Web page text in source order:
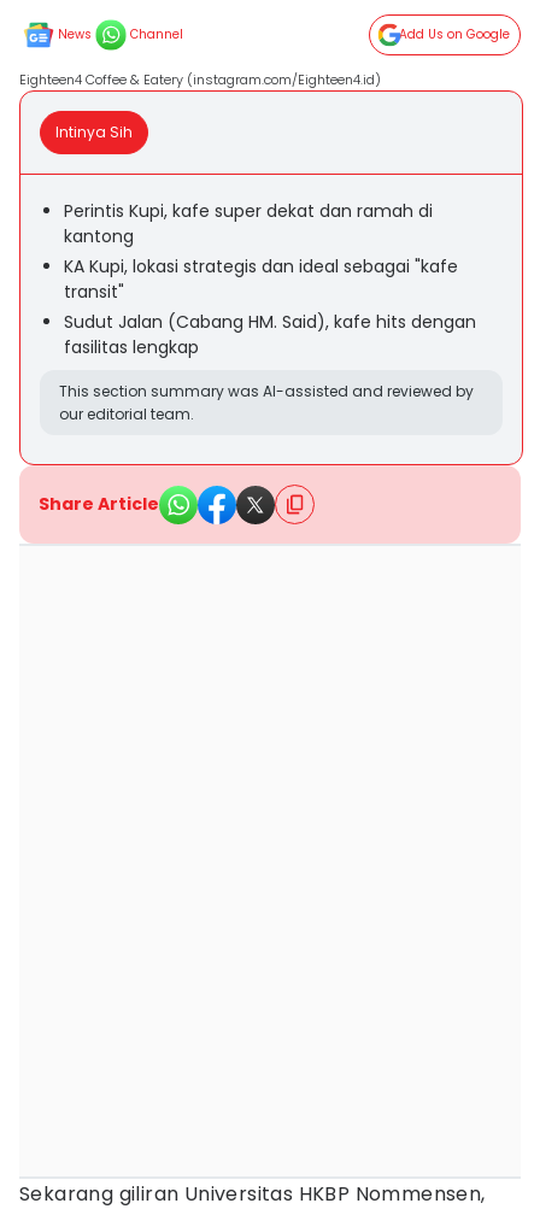
News Channel Add Us on Google
Eighteen4 Coffee & Eatery (instagram.com/Eighteen4.id)
Intinya Sih
Perintis Kupi, kafe super dekat dan ramah di
kantong
KA Kupi, lokasi strategis dan ideal sebagai "kafe
transit"
Sudut Jalan (Cabang HM. Said), kafe hits dengan
fasilitas lengkap
This section summary was AI-assisted and reviewed by
our editorial team.
Share Article
Sekarang giliran Universitas HKBP Nommensen,